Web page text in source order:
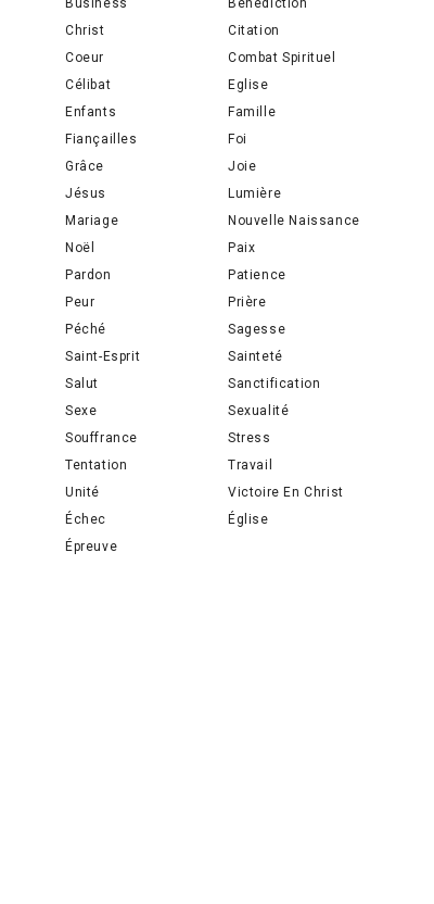
Business
Bénédiction
Christ
Citation
Coeur
Combat Spirituel
Célibat
Eglise
Enfants
Famille
Fiançailles
Foi
Grâce
Joie
Jésus
Lumière
Mariage
Nouvelle Naissance
Noël
Paix
Pardon
Patience
Peur
Prière
Péché
Sagesse
Saint-Esprit
Sainteté
Salut
Sanctification
Sexe
Sexualité
Souffrance
Stress
Tentation
Travail
Unité
Victoire En Christ
Échec
Église
Épreuve